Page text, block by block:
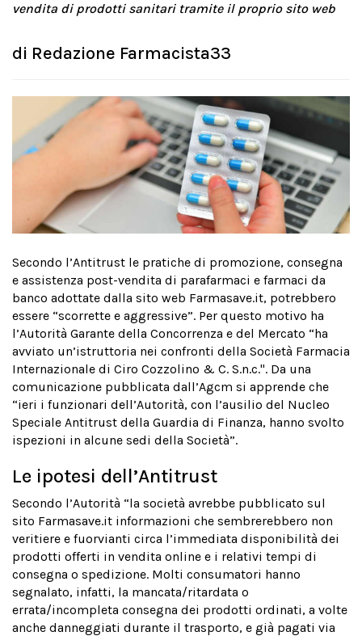
vendita di prodotti sanitari tramite il proprio sito web
di Redazione Farmacista33
Secondo l’Antitrust le pratiche di promozione, consegna
e assistenza post-vendita di parafarmaci e farmaci da
banco adottate dalla sito web Farmasave.it, potrebbero
essere “scorrette e aggressive”. Per questo motivo ha
l’Autorità Garante della Concorrenza e del Mercato “ha
avviato un’istruttoria nei confronti della Società Farmacia
Internazionale di Ciro Cozzolino & C. S.n.c.". Da una
comunicazione pubblicata dall’Agcm si apprende che
“ieri i funzionari dell’Autorità, con l’ausilio del Nucleo
Speciale Antitrust della Guardia di Finanza, hanno svolto
ispezioni in alcune sedi della Società”.
Le ipotesi dell’Antitrust
Secondo l’Autorità “la società avrebbe pubblicato sul
sito Farmasave.it informazioni che sembrerebbero non
veritiere e fuorvianti circa l’immediata disponibilità dei
prodotti offerti in vendita online e i relativi tempi di
consegna o spedizione. Molti consumatori hanno
segnalato, infatti, la mancata/ritardata o
errata/incompleta consegna dei prodotti ordinati, a volte
anche danneggiati durante il trasporto, e già pagati via